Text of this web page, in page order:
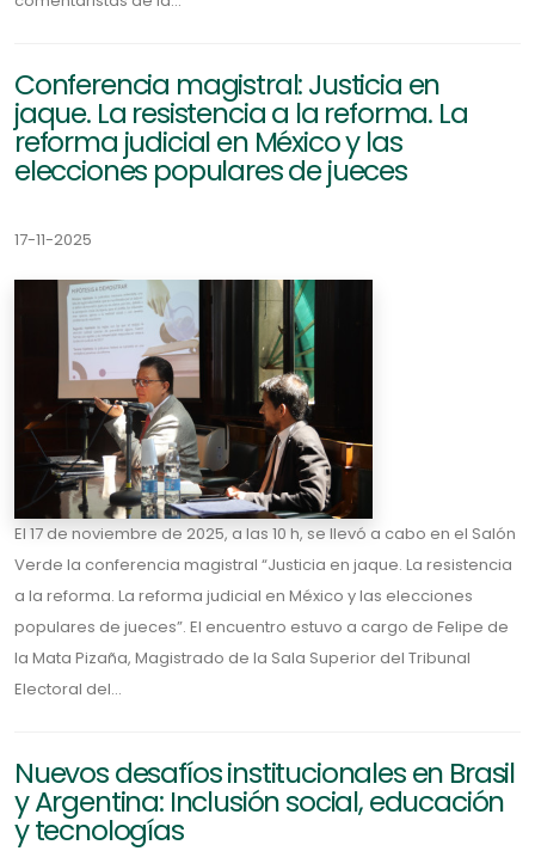
Conferencia magistral: Justicia en
jaque. La resistencia a la reforma. La
reforma judicial en México y las
elecciones populares de jueces
17-11-2025
El 17 de noviembre de 2025, a las 10 h, se llevó a cabo en el Salón
Verde la conferencia magistral “Justicia en jaque. La resistencia
a la reforma. La reforma judicial en México y las elecciones
populares de jueces”. El encuentro estuvo a cargo de Felipe de
la Mata Pizaña, Magistrado de la Sala Superior del Tribunal
Electoral del...
Nuevos desafíos institucionales en Brasil
y Argentina: Inclusión social, educación
y tecnologías